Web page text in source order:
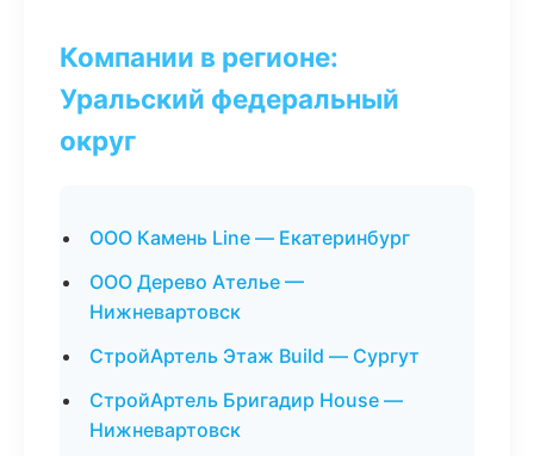
Компании в регионе:
Уральский федеральный
округ
ООО Камень Line — Екатеринбург
ООО Дерево Ателье —
Нижневартовск
СтройАртель Этаж Build — Сургут
СтройАртель Бригадир House —
Нижневартовск